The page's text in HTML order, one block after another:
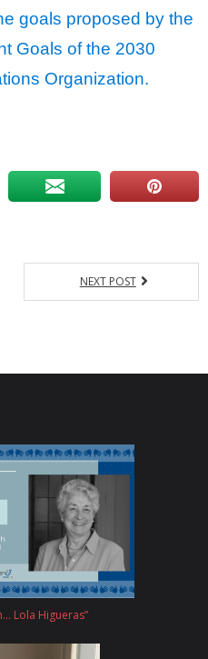
goals proposed by the
Goals of the 2030
Organization.
NEXT POST
Lola Higueras”